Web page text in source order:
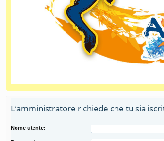
L’amministratore richiede che tu sia
Nome utente: